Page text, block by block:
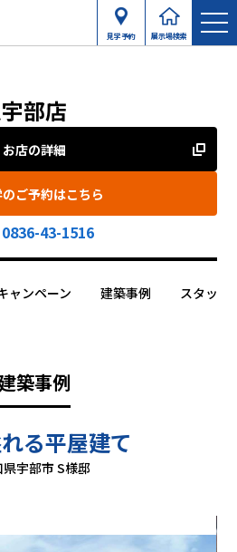
見学予約 展示場検索
部店
お店の詳細
のご予約はこちら
0836-43-1516
ャンペーン 建築事例 スタッフ
築事例
る平屋建て
県宇部市 S様邸